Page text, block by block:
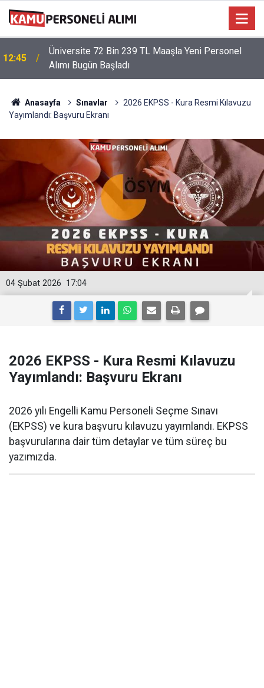
12:45
Üniversite 72 Bin 239 TL Maaşla Yeni Personel
Alımı Bugün Başladı
Anasayfa Sınavlar
2026 EKPSS - Kura Resmi Kılavuzu
Yayımlandı: Başvuru Ekranı
17:04
04 Şubat 2026
2026 EKPSS - Kura Resmi Kılavuzu
Yayımlandı: Başvuru Ekranı
2026 yılı Engelli Kamu Personeli Seçme Sınavı
(EKPSS) ve kura başvuru kılavuzu yayımlandı. EKPSS
başvurularına dair tüm detaylar ve tüm süreç bu
yazımızda.